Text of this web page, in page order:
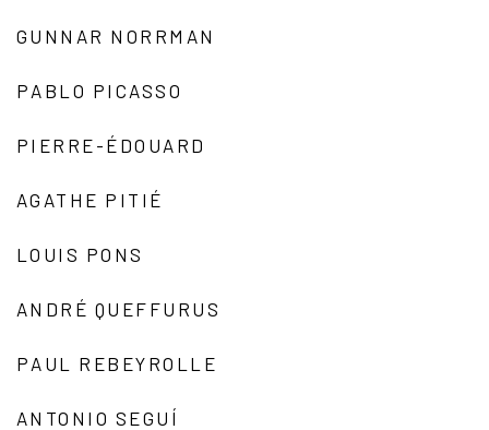
GUNNAR NORRMAN
PABLO PICASSO
PIERRE-ÉDOUARD
AGATHE PITIÉ
LOUIS PONS
ANDRÉ QUEFFURUS
PAUL REBEYROLLE
ANTONIO SEGUÍ